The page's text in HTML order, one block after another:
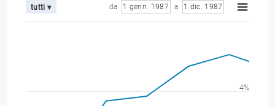
tutti ▾ da 1 genn. 1987 a 1 dic. 1987
4%